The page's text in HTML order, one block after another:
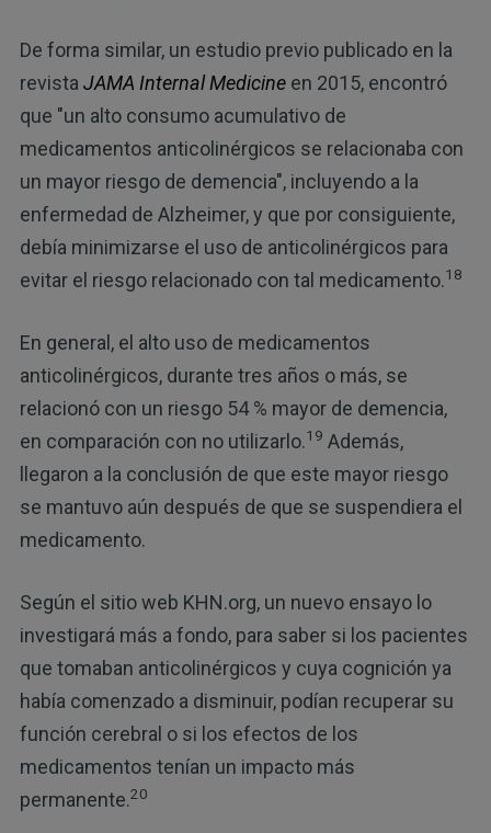
De forma similar, un estudio previo publicado en la
revista JAMA Internal Medicineen 2015, encontró
que "un alto consumo acumulativo de
medicamentos anticolinérgicos se relacionaba con
un mayor riesgo de demencia", incluyendo a la
enfermedad de Alzheimer, y que por consiguiente,
debía minimizarse el uso de anticolinérgicos para
evitar el riesgo relacionado con tal medicamento.18
En general, el alto uso de medicamentos
anticolinérgicos, durante tres años o más, se
relacionó con un riesgo 54 % mayor de demencia,
en comparación con no utilizarlo.19 Además,
llegaron a la conclusión de que este mayor riesgo
se mantuvo aún después de que se suspendiera el
medicamento.
Según el sitio web KHN.org, un nuevo ensayo lo
investigará más a fondo, para saber si los pacientes
que tomaban anticolinérgicos y cuya cognición ya
había comenzado a disminuir, podían recuperar su
función cerebral o si los efectos de los
medicamentos tenían un impacto más
permanente.20